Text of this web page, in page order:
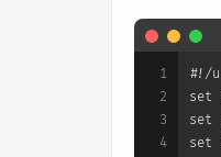
1
2
3
4
#!/
set
set
set